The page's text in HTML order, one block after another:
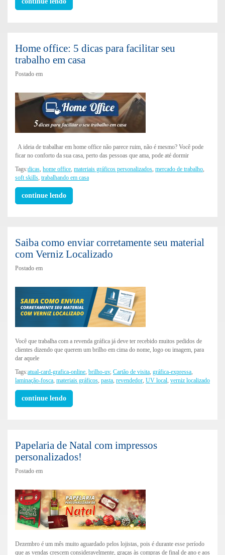
Home office: 5 dicas para facilitar seu
trabalho em casa
Postado em
A ideia de trabalhar em home office não parece ruim, não é mesmo? Você pode
ficar no conforto da sua casa, perto das pessoas que ama, pode até dormir
Tags:dicas home office materiais gráficos personalizados mercado de trabalho
soft skills trabalhando em casa
continue lendo
Saiba como enviar corretamente seu material
com Verniz Localizado
Postado em
Você que trabalha com a revenda gráfica já deve ter recebido muitos pedidos de
clientes dizendo que querem um brilho em cima do nome, logo ou imagem, para
dar aquele
Tags:atual-card-grafica-online brilho-uv, Cartão de visita gráfica-expressa
laminação-fosca materiais gráficos pasta revendedor UV local verniz localizado
continue lendo
Papelaria de Natal com impressos
personalizados!
Postado em
Dezembro é um mês muito aguardado pelos lojistas, pois é durante esse período
que as vendas crescem consideravelmente, graças às compras de final de ano e aos